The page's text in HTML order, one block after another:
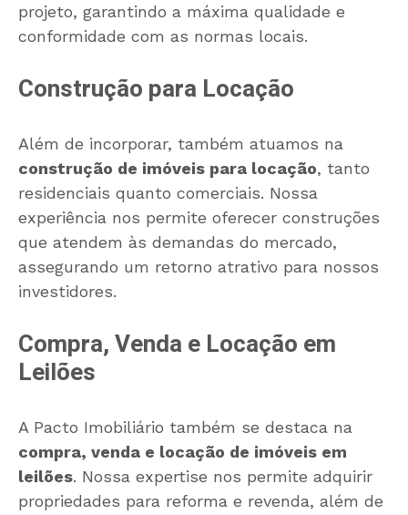
projeto, garantindo a máxima qualidade e
conformidade com as normas locais.
Construção para Locação
Além de incorporar, também atuamos na
construção de imóveis para locação, tanto
residenciais quanto comerciais. Nossa
experiência nos permite oferecer construções
que atendem às demandas do mercado,
assegurando um retorno atrativo para nossos
investidores.
Compra, Venda e Locação em
Leilões
A Pacto Imobiliário também se destaca na
compra, venda e locação de imóveis em
leilões. Nossa expertise nos permite adquirir
propriedades para reforma e revenda, além de